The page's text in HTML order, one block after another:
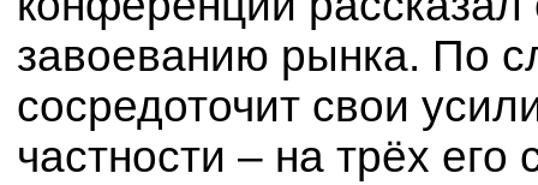
завоеванию рынка. По
сосредоточит свои
частности – на трёх его